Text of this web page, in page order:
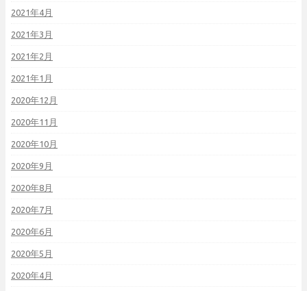
2021年4月
2021年3月
2021年2月
2021年1月
2020年12月
2020年11月
2020年10月
2020年9月
2020年8月
2020年7月
2020年6月
2020年5月
2020年4月